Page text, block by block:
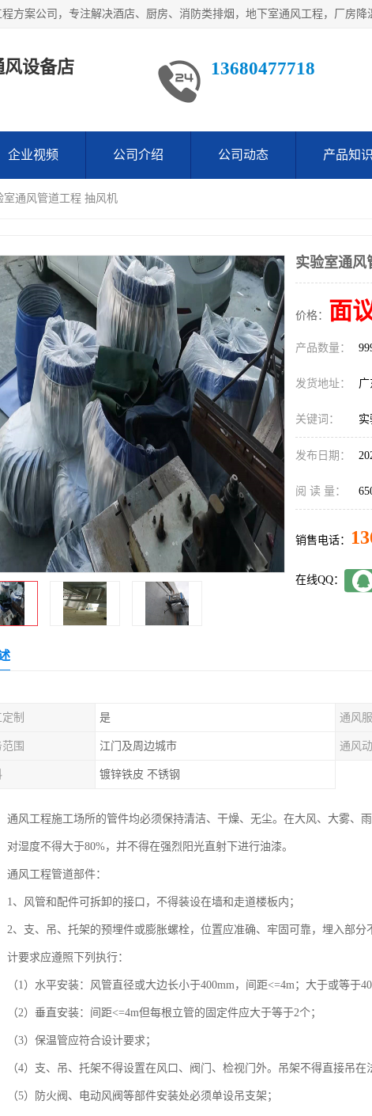
设备店 13680477718
企业视频 公司介绍 公司动态 产品知识
室通风管道工程 抽风机
实验室通风
价格： 面
产品数量：
发货地址：
关键词：
发布日期：
阅 读 量：
销售电话：
在线QQ：
制 是 通风
围 江门及周边城市 通风
镀锌铁皮 不锈钢
通风工程施工场所的管件均必须保持清洁、干燥、无尘。在大风、大雾、
对湿度不得大于80%，并不得在强烈阳光直射下进行油漆。
通风工程管道部件：
1、风管和配件可拆卸的接口，不得装设在墙和走道楼板内；
2、支、吊、托架的预埋件或膨胀螺栓，位置应准确、牢固可靠，埋入部
计要求应遵照下列执行：
（1）水平安装：风管直径或大边长小于400mm，间距<=4m；大于或等于
（2）垂直安装：间距<=4m但每根立管的固定件应大于等于2个；
（3）保温管应符合设计要求；
（4）支、吊、托架不得设置在风口、阀门、检视门外。吊架不得直接吊在
（5）防火阀、电动风阀等部件安装处必须单设吊支架；